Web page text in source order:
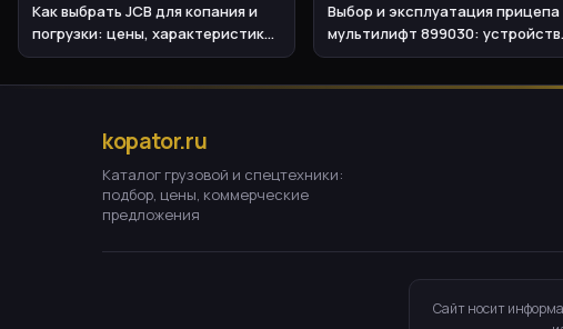
Как выбрать JCB для копания и
погрузки: цены, характеристики,
эксплуатация
Выбор и эксплуатация прицепа
мультилифт 899030:
и параметры
kopator.ru
Каталог грузовой и спецтехники:
подбор, цены, коммерческие
предложения
Сайт носит